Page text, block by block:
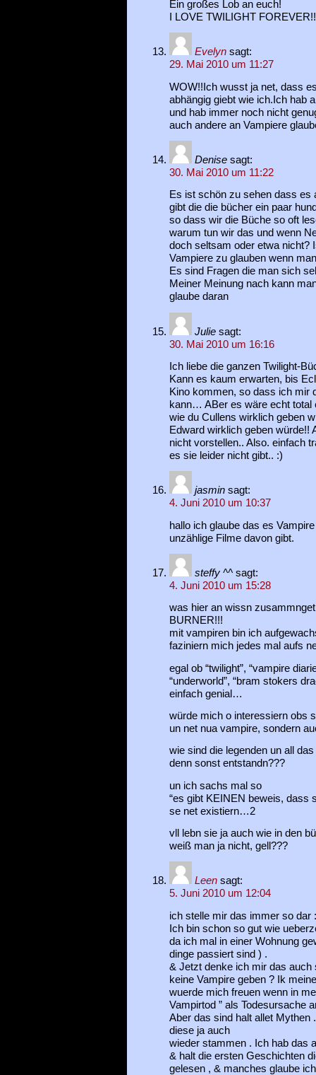
Ein großes Lob an euch!
I LOVE TWILIGHT
Evelyn sagt:
29. Mai 2010 um 11:27
WOW!!Ich wusst ja net, dass
abhängig giebt wie ich.Ich hab
und hab immer noch nicht
auch andere an Vampiere
Denise sagt:
30. Mai 2010 um 11:22
Es ist schön zu sehen dass es
gibt die die bücher ein paar
so dass wir die Büche so oft
warum tun wir das und wenn
doch seltsam oder etwa nicht?
Vampiere zu glauben wenn
Es sind Fragen die man sich
Meiner Meinung nach kann
glaube daran
Julie sagt:
30. Mai 2010 um 16:16
Ich liebe die ganzen Twilight-
Kann es kaum erwarten, bis
Kino kommen, so dass ich mir
kann… ABer es wäre echt total
wie du Cullens wirklich geben
Edward wirklich geben würde!!
nicht vorstellen.. Also. einfach
es sie leider nicht gibt.. :)
jasmin sagt:
4. Juni 2010 um 10:37
hallo ich glaube das es
unzählige Filme davon gibt.
steffy ^^ sagt:
4. Juni 2010 um 15:28
was hier an wissn
BURNER!!!
mit vampiren bin ich
faziniern mich jedes mal aufs
egal ob “twilight”, “vampire
“underworld”, “bram stokers
einfach genial…
würde mich o interessiern obs
un net nua vampire, sondern
wie sind die legenden un all
denn sonst entstandn???
un ich sachs mal so
“es gibt KEINEN beweis, dass
se net existiern…2
vll lebn sie ja auch wie in den
weiß man ja nicht, gell???
Leen sagt:
5. Juni 2010 um 12:04
ich stelle mir das immer so dar :
Ich bin schon so gut wie
da ich mal in einer Wohnung
dinge passiert sind ) .
& Jetzt denke ich mir das auch
keine Vampire geben ? Ik
wuerde mich freuen wenn in
Vampirtod ” als Todesursache
Aber das sind halt allet Mythen
diese ja auch
wieder stammen . Ich hab das
& halt die ersten Geschichten
gelesen , & manches glaube